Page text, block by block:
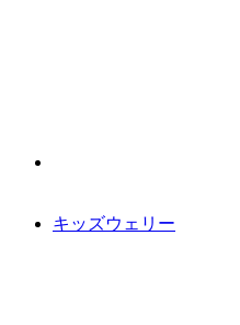
キッズウェリー